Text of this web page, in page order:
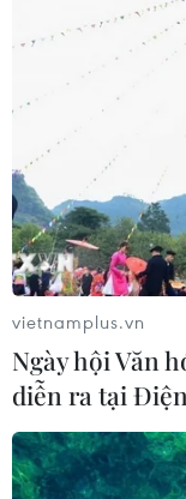
vietnamplus.vn
Ngày hội Văn
diễn ra tại